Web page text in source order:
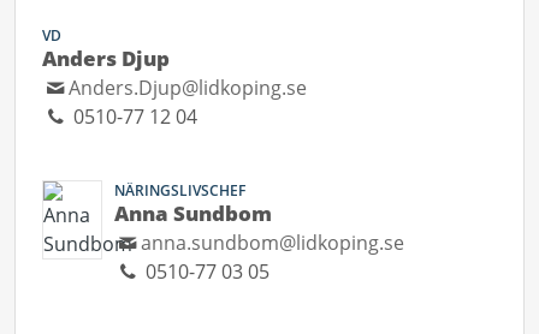
VD
Anders Djup
Anders.Djup@lidkoping.se
0510-77 12 04
NÄRINGSLIVSCHEF
Anna Sundbom
anna.sundbom@lidkoping.se
0510-77 03 05